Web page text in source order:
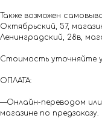
Также возможен
Октябрьский, 57,
Ленинградский, 28в,
Стоимость уточняйте
ОПЛАТА:
—Онлайн-переводом
магазине по предзаказу.